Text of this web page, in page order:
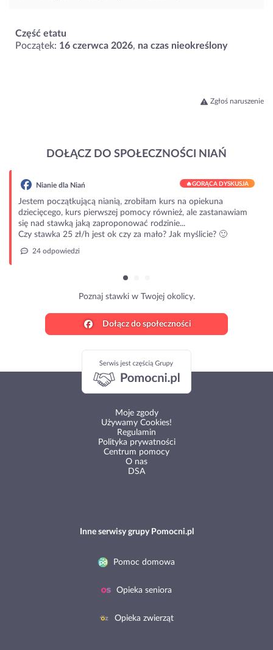
Część etatu
Początek: 16 czerwca 2026, na czas nieokreślony
Zgłoś naruszenie
DOŁĄCZ DO SPOŁECZNOŚCI NIAŃ
Nianie dla Niań 🔥GORĄCA DYSKUSJA
Jestem początkującą nianią, zrobiłam kurs na opiekuna
dziecięcego, kurs pierwszej pomocy również, ale zastanawiam
się nad stawką jaką zaproponować rodzinie...
Czy stawka 25 zł/h jest ok czy za mało? Jak myślicie? 🙂
24 odpowiedzi
Poznaj stawki w Twojej okolicy.
Dołącz do społeczności
Moje zgody
Używamy Cookies!
Regulamin
Polityka prywatności
Centrum pomocy
O nas
DSA
Inne serwisy grupy Pomocni.pl
Pomoc domowa
Opieka seniora
Opieka zwierząt